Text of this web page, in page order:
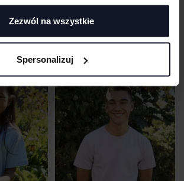
Zezwól na wszystkie
Spersonalizuj
Od 25.71 zł netto
NEUTRAL